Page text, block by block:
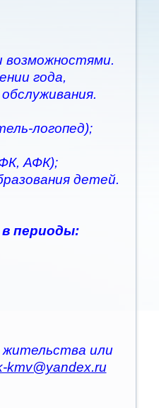
возможностями.
года,
логопед);
АФК);
детей.
периоды:
жительства или
kmv@yandex.ru